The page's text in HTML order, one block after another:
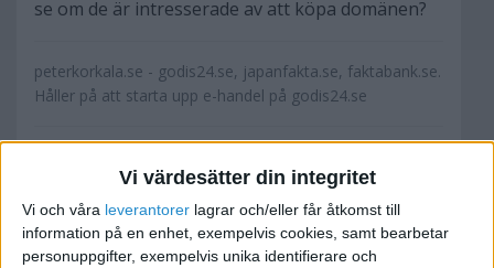
Vi värdesätter din integritet
Vi och våra leverantorer lagrar och/eller får åtkomst till
information på en enhet, exempelvis cookies, samt bearbetar
personuppgifter, exempelvis unika identifierare och
se om de är intresserade av att köpa domänen?
peterkorkala.se - godis24.se, japanfakta.se, faktabank.se.
Håller på att starta upp e-handel på godis24.se
tjejjens